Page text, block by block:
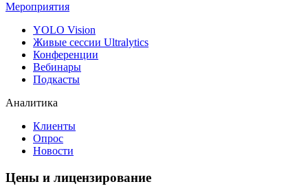
Мероприятия
YOLO Vision
Живые сессии Ultralytics
Конференции
Вебинары
Подкасты
Аналитика
Клиенты
Опрос
Новости
Цены и лицензирование